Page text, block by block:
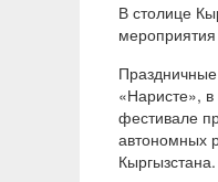
В столице
«Наристе»,
фестивале
автономных
Кыргызстана.